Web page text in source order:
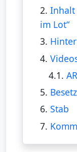
2. Inhalt
im Lot“
3.
4.
4.1.
5.
6. Stab
7.